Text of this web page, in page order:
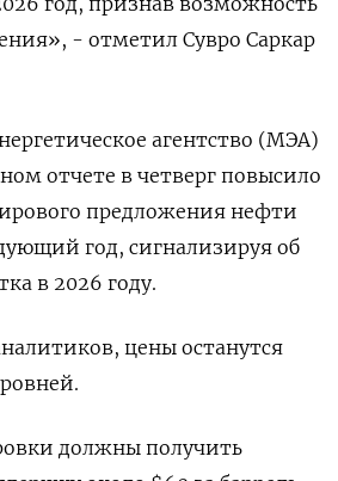
- отметил Сувро Саркар
агентство (МЭА)
отчете в четверг повысило
предложения нефти
год, сигнализируя об
в 2026 году.
цены останутся
должны получить